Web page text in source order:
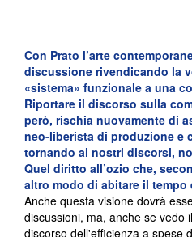
Con Prato l’arte
discussione rivendicando la
«sistema» funzionale a una
Riportare il discorso sulla
però, rischia nuovamente di
neo-liberista di produzione e
tornando ai nostri discorsi,
Quel diritto all’ozio che,
altro modo di abitare il tempo
Anche questa visione dovrà
discussioni, ma, anche se vedo
discorso dell'efficienza a spese